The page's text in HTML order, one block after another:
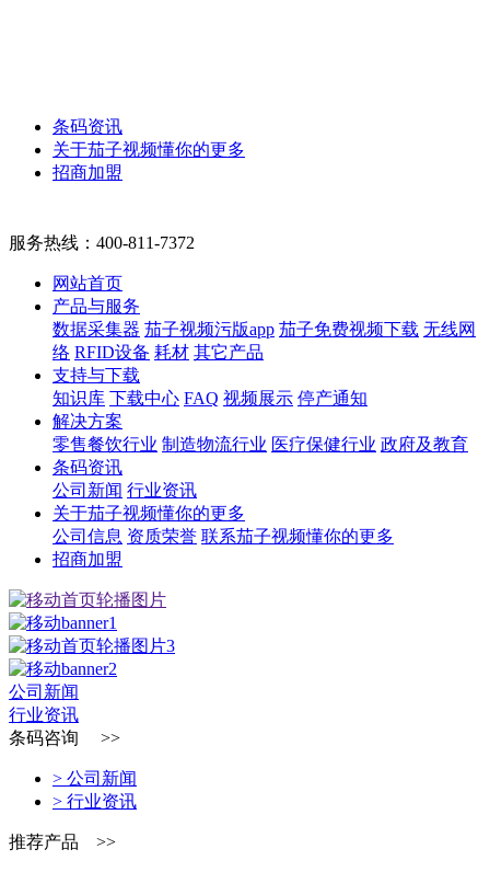
条码资讯
关于茄子视频懂你的更多
招商加盟
服务热线： 400-811-7372
网站首页
产品与服务
数据采集器 茄子视频污版app 茄子免费视频下载 无线网
络 RFID设备 耗材 其它产品
支持与下载
知识库 下载中心 FAQ 视频展示 停产通知
解决方案
零售餐饮行业 制造物流行业 医疗保健行业 政府及教育
条码资讯
公司新闻 行业资讯
关于茄子视频懂你的更多
公司信息 资质荣誉 联系茄子视频懂你的更多
招商加盟
公司新闻
行业资讯
条码咨询 >>
> 公司新闻
> 行业资讯
推荐产品 >>